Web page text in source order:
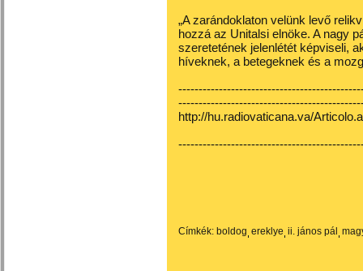
„A zarándoklaton velünk levő
hozzá az Unitalsi elnöke. A nagy
szeretetének jelenlétét képviseli,
híveknek, a betegeknek és a
http://hu.radiovaticana.va/
Címkék: boldog ereklye ii. jános pál